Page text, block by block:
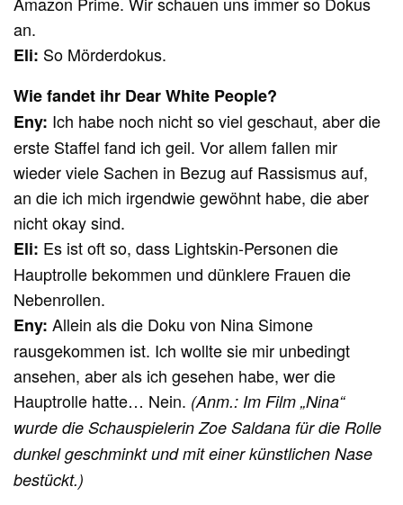
an.
Eli: So Mörderdokus.
Wie fandet ihr Dear White People?
Eny: Ich habe noch nicht so viel geschaut, aber die
erste Staffel fand ich geil. Vor allem fallen mir
wieder viele Sachen in Bezug auf Rassismus auf,
an die ich mich irgendwie gewöhnt habe, die aber
nicht okay sind.
Eli: Es ist oft so, dass Lightskin-Personen die
Hauptrolle bekommen und dünklere Frauen die
Nebenrollen.
Eny: Allein als die Doku von Nina Simone
rausgekommen ist. Ich wollte sie mir unbedingt
ansehen, aber als ich gesehen habe, wer die
Hauptrolle hatte… Nein. (Anm.: Im Film „Nina“
wurde die Schauspielerin Zoe Saldana für die Rolle
dunkel geschminkt und mit einer künstlichen Nase
bestückt.)